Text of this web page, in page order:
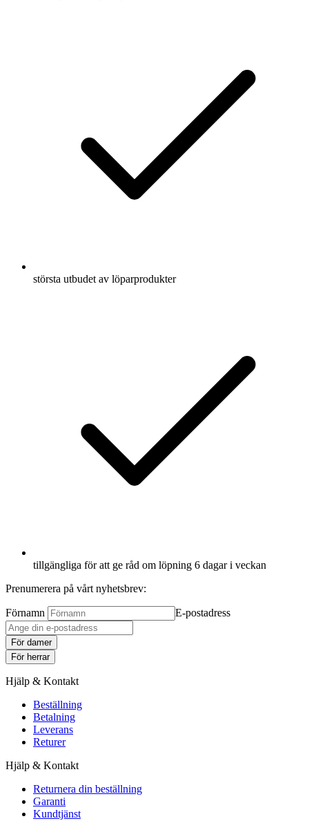
största utbudet av löparprodukter
tillgängliga för att ge råd om löpning 6 dagar i veckan
Prenumerera på vårt nyhetsbrev:
Förnamn E-postadress
För damer
För herrar
Hjälp & Kontakt
Beställning
Betalning
Leverans
Returer
Hjälp & Kontakt
Returnera din beställning
Garanti
Kundtjänst